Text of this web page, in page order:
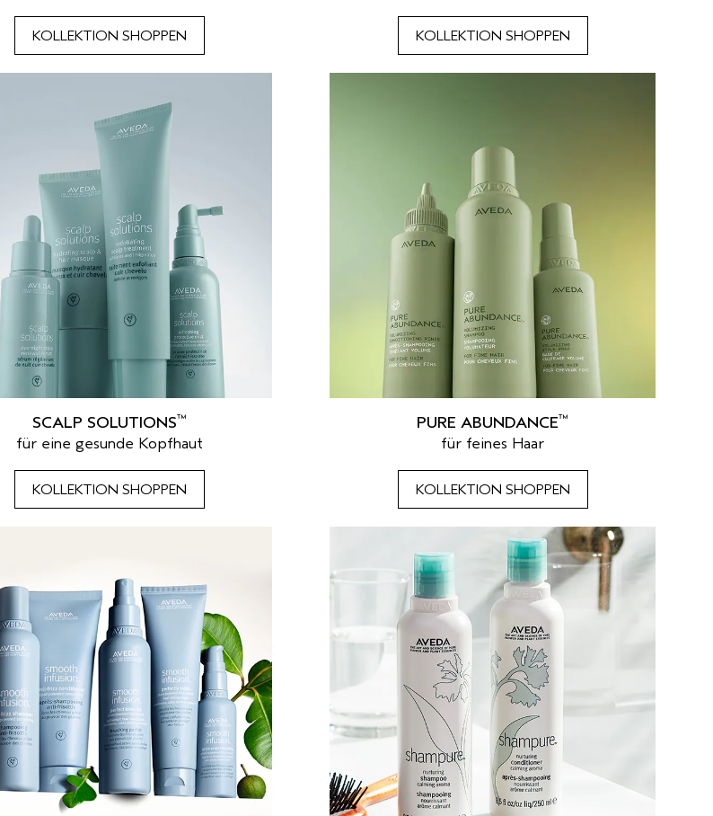
KOLLEKTION SHOPPEN KOLLEKTION SHOPPEN
SCALP SOLUTIONS™
für eine gesunde Kopfhaut
KOLLEKTION SHOPPEN
PURE ABUNDANCE™
für feines Haar
KOLLEKTION SHOPPEN